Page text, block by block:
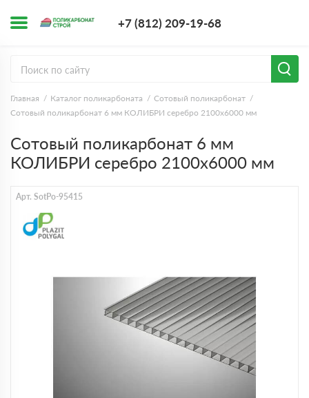
+7 (812) 209-19-68
Главная Каталог поликарбоната
Сотовый поликарбонат
Сотовый поликарбонат 6 мм КОЛИБРИ серебро 2100х6000 мм
Сотовый поликарбонат 6 мм
КОЛИБРИ серебро 2100х6000 мм
Арт. SotPo-95415